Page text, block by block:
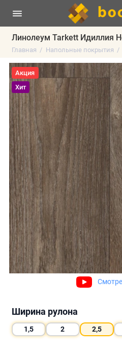
Линолеум Tarkett Идиллия
Главная Напольные покрытия
Акция
Хит
Ширина рулона
1,5 2 2,5